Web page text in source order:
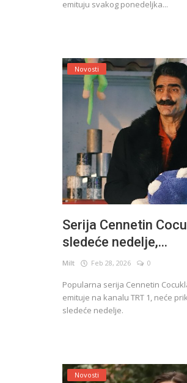
emituju svakog ponedeljka...
Novosti
Serija Cennetin
sledeće nedelje,...
Milt Feb 28, 2026 0
Popularna serija Cennetin
emituje na kanalu TRT 1, neće
sledeće nedelje.
Novosti